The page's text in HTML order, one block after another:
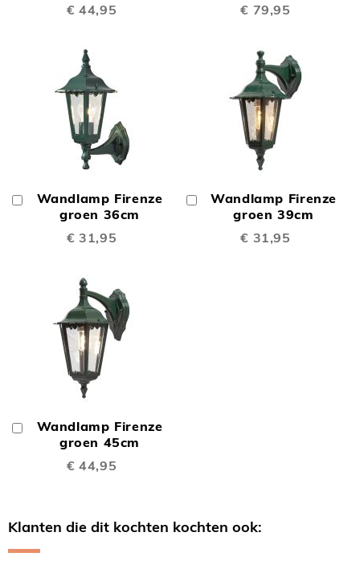
€ 44,95
€ 79,95
Wandlamp Firenze
groen 36cm
€ 31,95
Winkelwagen
Wandlamp Firenze
groen 39cm
€ 31,95
Winkelwagen
Wandlamp Firenze
groen 45cm
€ 44,95
Winkelwagen
Klanten die dit kochten kochten ook: